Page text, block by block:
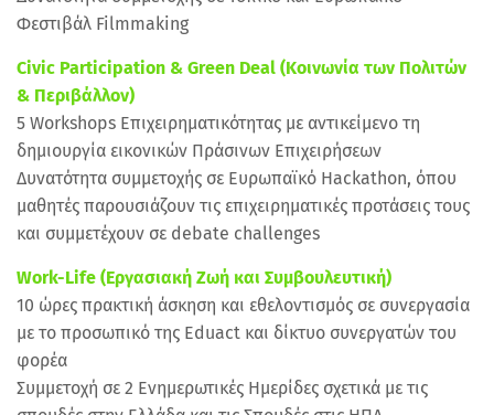
Φεστιβάλ Filmmaking
Civic Participation & Green Deal (Κοινωνία των Πολιτών
& Περιβάλλον)
5 Workshops Επιχειρηματικότητας με αντικείμενο τη
δημιουργία εικονικών Πράσινων Επιχειρήσεων
Δυνατότητα συμμετοχής σε Ευρωπαϊκό Hackathon, όπου
μαθητές παρουσιάζουν τις επιχειρηματικές προτάσεις τους
και συμμετέχουν σε debate challenges
Work-Life (Εργασιακή Ζωή και Συμβουλευτική)
10 ώρες πρακτική άσκηση και εθελοντισμός σε συνεργασία
με το προσωπικό της Eduact και δίκτυο συνεργατών του
φορέα
Συμμετοχή σε 2 Ενημερωτικές Ημερίδες σχετικά με τις